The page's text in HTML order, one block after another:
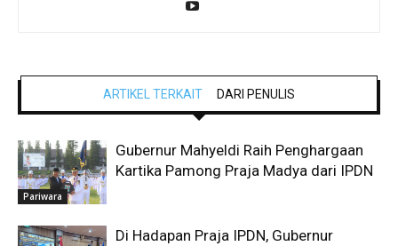
ARTIKEL TERKAIT DARI PENULIS
Pariwara
Gubernur Mahyeldi Raih Penghargaan
Kartika Pamong Praja Madya dari IPDN
Di Hadapan Praja IPDN, Gubernur